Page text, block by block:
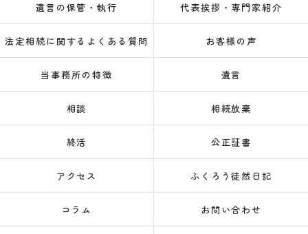
遺言の保管・執行 代表挨拶・専門家紹介
法定相続に関するよくある質問 お客様の声
当事務所の特徴 遺言
相談 相続放棄
終活 公正証書
アクセス ふくろう徒然日記
コラム お問い合わせ